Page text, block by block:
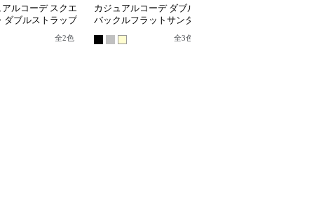
アルコーデ スクエ
ダブルストラップ
全2色
カジュアルコーデ ダブル
バックルフラットサンダ
全3色